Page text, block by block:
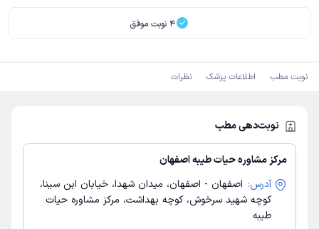
4 نوبت موفق
نوبت مطب اطلاعات پزشک نظرات
نوبت‌دهی مطب
مرکز مشاوره حیات طیبه اصفهان
آدرس: اصفهان - اصفهان، میدان شهدا، خیابان ابن سینا،
کوچه شهید سرخوش، کوچه بهداشت، مرکز مشاوره حیات
طیبه